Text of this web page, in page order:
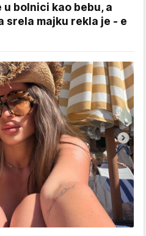
bolnici kao bebu, a
srela majku rekla je - e